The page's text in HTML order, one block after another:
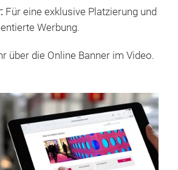
Für eine exklusive Platzierung und
Werbung.
über die Online Banner im Video.